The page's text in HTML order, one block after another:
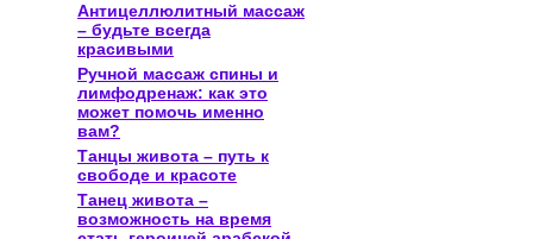
Антицеллюлитный массаж
– будьте всегда
красивыми
Ручной массаж спины и
лимфодренаж: как это
может помочь именно
вам?
Танцы живота – путь к
свободе и красоте
Танец живота –
возможность на время